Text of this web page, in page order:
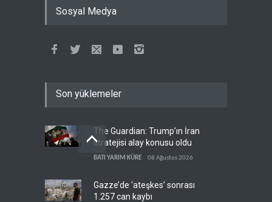
Sosyal Medya
Son yüklemeler
The Guardian: Trump’ın İran
stratejisi alay konusu oldu
BATI YARIM KÜRE 08 Ağustos 2026
Gazze’de ‘ateşkes’ sonrası
1.257 can kaybı